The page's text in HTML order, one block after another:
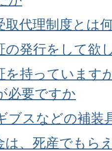
取代理制度とは
の発行をして欲
を持っています
必要ですか
ブスなどの補装
は、死産でもら